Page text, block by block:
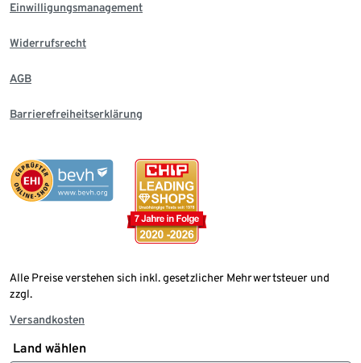
Einwilligungsmanagement
Widerrufsrecht
AGB
Barrierefreiheitserklärung
Alle Preise verstehen sich inkl. gesetzlicher Mehrwertsteuer und
zzgl.
Versandkosten
Land wählen